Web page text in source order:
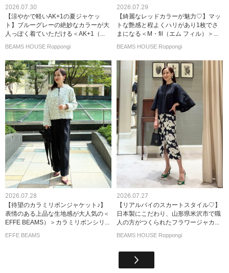
2026.07.30
【涼やかで軽いAK+1の夏ジャケッ
ト】ブルーグレーの絶妙なカラーが大
人っぽく着ていただける＜AK+1（...
BEAMS HOUSE Roppongi
2026.07.29
【綺麗なレッドカラーが魅力♡】マッ
トな艶感と程よくハリがあり1枚でさ
まになる＜M・fil（エム フィル）＞...
BEAMS HOUSE Roppongi
2026.07.28
【待望のカラミリボンジャケット♪】
表情のある上品な生地感が大人気の＜
EFFE BEAMS）＞カラミリボンシリ...
EFFE BEAMS
2026.07.27
【リアルバイのスカートスタイル♡】
日本製にこだわり、山形県米沢市で職
人の方がつくられたフラワージャカ...
BEAMS HOUSE Roppongi